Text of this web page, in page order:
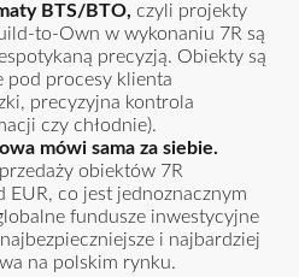
BTS/BTO, czyli projekty
to-Own w wykonaniu 7R są
precyzją. Obiekty są
pod procesy klienta
precyzyjna kontrola
czy chłodnie).
mówi sama za siebie.
obiektów 7R
EUR, co jest jednoznacznym
fundusze inwestycyjne
i najbardziej
na polskim rynku.